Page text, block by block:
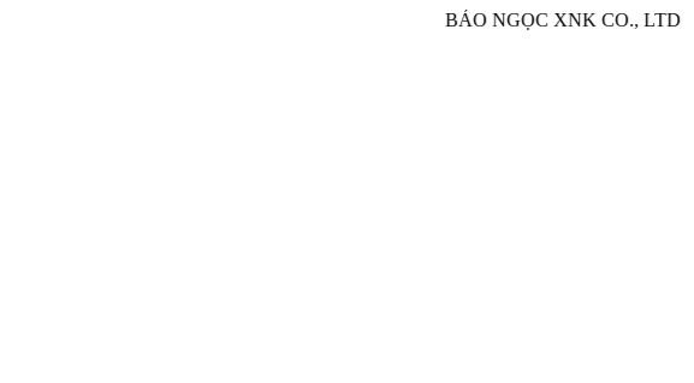
BẢO NGỌC XNK CO., LTD -